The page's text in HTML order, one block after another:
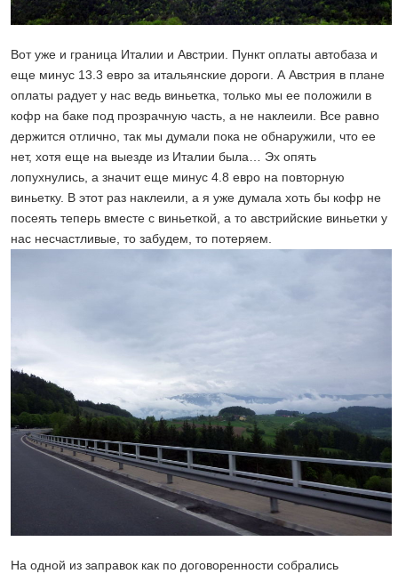
Вот уже и граница Италии и Австрии. Пункт оплаты автобаза и
еще минус 13.3 евро за итальянские дороги. А Австрия в плане
оплаты радует у нас ведь виньетка, только мы ее положили в
кофр на баке под прозрачную часть, а не наклеили. Все равно
держится отлично, так мы думали пока не обнаружили, что ее
нет, хотя еще на выезде из Италии была… Эх опять
лопухнулись, а значит еще минус 4.8 евро на повторную
виньетку. В этот раз наклеили, а я уже думала хоть бы кофр не
посеять теперь вместе с виньеткой, а то австрийские виньетки у
нас несчастливые, то забудем, то потеряем.
На одной из заправок как по договоренности собрались